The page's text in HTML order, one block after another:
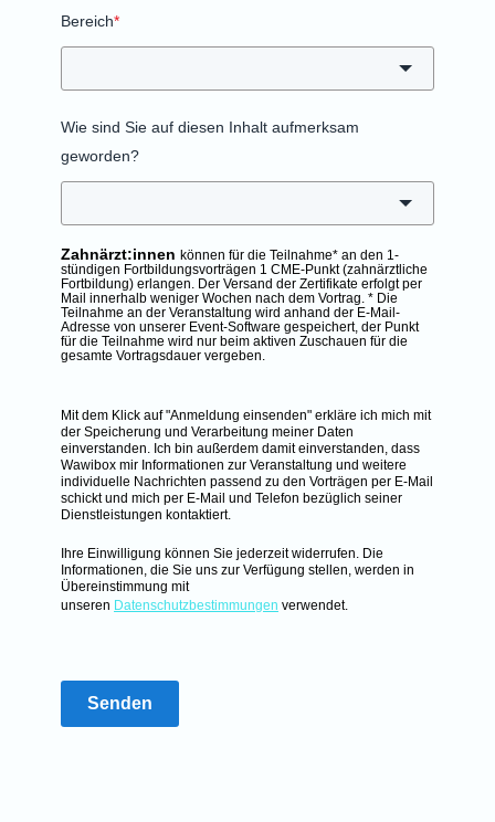
Bereich*
Wie sind Sie auf diesen Inhalt aufmerksam
geworden?
Zahnärzt:innen können für die Teilnahme* an den 1-
stündigen Fortbildungsvorträgen 1 CME-Punkt (zahnärztliche
Fortbildung) erlangen. Der Versand der Zertifikate erfolgt per
Mail innerhalb weniger Wochen nach dem Vortrag. * Die
Teilnahme an der Veranstaltung wird anhand der E-Mail-
Adresse von unserer Event-Software gespeichert, der Punkt
für die Teilnahme wird nur beim aktiven Zuschauen für die
gesamte Vortragsdauer vergeben.
Mit dem Klick auf "Anmeldung einsenden" erkläre ich mich mit
der Speicherung und Verarbeitung meiner Daten
einverstanden. Ich bin außerdem damit einverstanden, dass
Wawibox mir Informationen zur Veranstaltung und weitere
individuelle Nachrichten passend zu den Vorträgen per E-Mail
schickt und mich per E-Mail und Telefon bezüglich seiner
Dienstleistungen kontaktiert.
Ihre Einwilligung können Sie jederzeit widerrufen. Die
Informationen, die Sie uns zur Verfügung stellen, werden in
Übereinstimmung mit
unseren Datenschutzbestimmungen verwendet.
Senden